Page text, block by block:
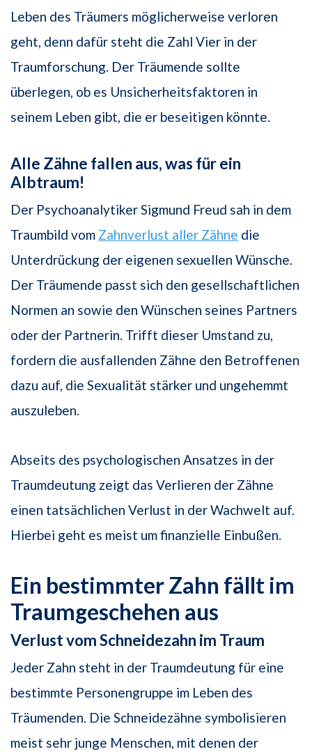
Leben des Träumers möglicherweise verloren
geht, denn dafür steht die Zahl Vier in der
Traumforschung. Der Träumende sollte
überlegen, ob es Unsicherheitsfaktoren in
seinem Leben gibt, die er beseitigen könnte.
Alle Zähne fallen aus, was für ein
Albtraum!
Der Psychoanalytiker Sigmund Freud sah in dem
Traumbild vom Zahnverlust aller Zähne die
Unterdrückung der eigenen sexuellen Wünsche.
Der Träumende passt sich den gesellschaftlichen
Normen an sowie den Wünschen seines Partners
oder der Partnerin. Trifft dieser Umstand zu,
fordern die ausfallenden Zähne den Betroffenen
dazu auf, die Sexualität stärker und ungehemmt
auszuleben.
Abseits des psychologischen Ansatzes in der
Traumdeutung zeigt das Verlieren der Zähne
einen tatsächlichen Verlust in der Wachwelt auf.
Hierbei geht es meist um finanzielle Einbußen.
Ein bestimmter Zahn fällt im
Traumgeschehen aus
Verlust vom Schneidezahn im Traum
Jeder Zahn steht in der Traumdeutung für eine
bestimmte Personengruppe im Leben des
Träumenden. Die Schneidezähne symbolisieren
meist sehr junge Menschen, mit denen der